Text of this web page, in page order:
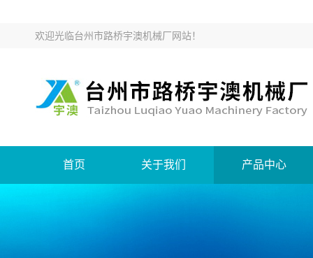
欢迎光临台州市路桥宇澳机械厂网站！
首页 关于我们 产品中心